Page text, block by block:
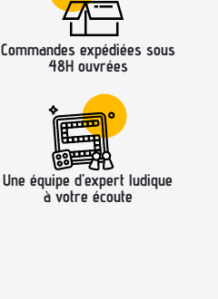
Commandes expédiées sous
48H ouvrées
Une équipe d’expert ludique
à votre écoute